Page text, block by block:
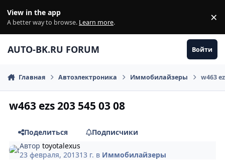
View in the app
A better way to browse. Learn more. ×
AUTO-BK.RU FORUM Войти
Главная Автоэлектроника Иммобилайзеры w463
w463 ezs 203 545 03 08
Поделиться
Подписчики
Авторtoyotalexus
23 февраля, 201313 г. в Иммобилайзеры